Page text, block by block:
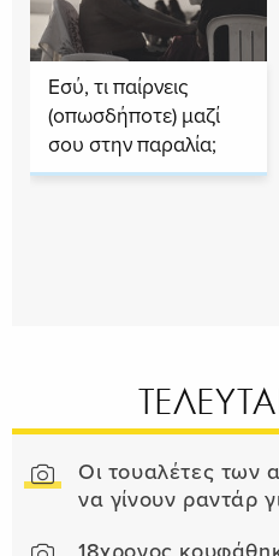
Εσύ, τι παίρνεις
(οπωσδήποτε) μαζί
σου στην παραλία;
Οι τουαλέτες των
να γίνουν ραντάρ